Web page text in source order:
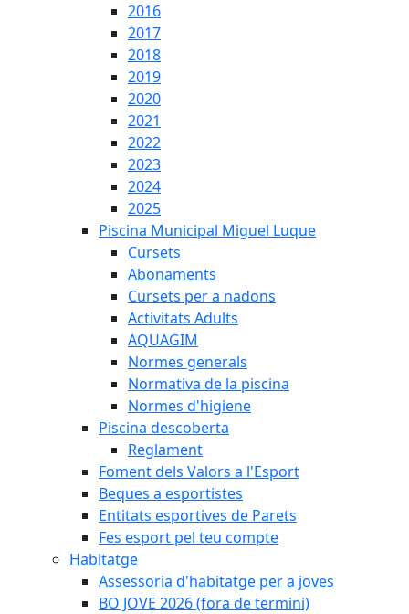
2016
2017
2018
2019
2020
2021
2022
2023
2024
2025
Piscina Municipal Miguel Luque
Cursets
Abonaments
Cursets per a nadons
Activitats Adults
AQUAGIM
Normes generals
Normativa de la piscina
Normes d'higiene
Piscina descoberta
Reglament
Foment dels Valors a l'Esport
Beques a esportistes
Entitats esportives de Parets
Fes esport pel teu compte
Habitatge
Assessoria d'habitatge per a joves
BO JOVE 2026 (fora de termini)